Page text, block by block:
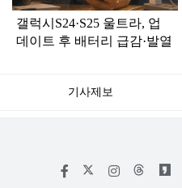
갤럭시S24·S25 울트라, 업
데이트 후 배터리 급감·발열
기사제보
페
인